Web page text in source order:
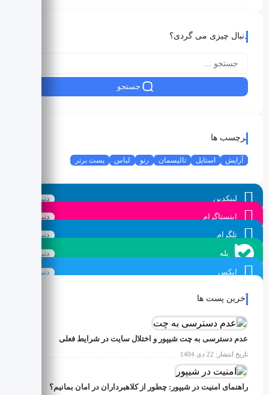
دنبال چیزی می گردی؟
جستجو
برچسب ها
آرایش استایل تالیسمان رنو لباس پست برتر
لینکدین دنبال کنید
اینستاگرام دنبال کنید
تلگرام دنبال کنید
بله دنبال کنید
ایکس دنبال کنید
آخرین پست ها
عدم دسترسی به چت شیپور و اختلال سایت در شرایط فعلی
تاریخ انتشار: 22 دی 1404
راهنمای امنیت در شیپور: چطور از کلاهبرداران در امان بمانیم؟